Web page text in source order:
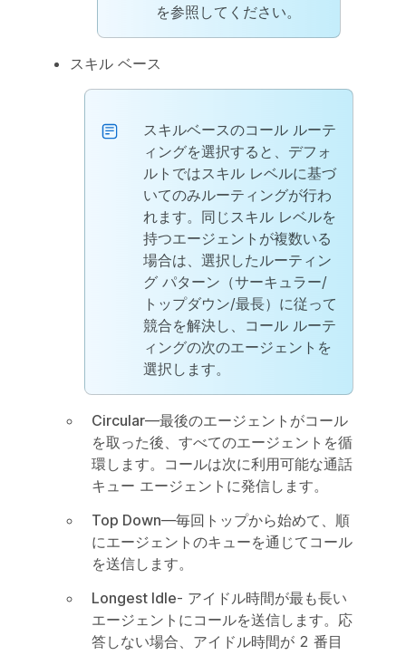
を参照してください。
スキル ベース
スキルベースのコール ルーテ
ィングを選択すると、デフォ
ルトではスキル レベルに基づ
いてのみルーティングが行わ
れます。同じスキル レベルを
持つエージェントが複数いる
場合は、選択したルーティン
グ パターン（サーキュラー/
トップダウン/最長）に従って
競合を解決し、コール ルーテ
ィングの次のエージェントを
選択します。
Circular—最後のエージェントがコール
を取った後、すべてのエージェントを循
環します。コールは次に利用可能な通話
キュー エージェントに発信します。
Top Down—毎回トップから始めて、順
にエージェントのキューを通じてコール
を送信します。
Longest Idle- アイドル時間が最も長い
エージェントにコールを送信します。応
答しない場合、アイドル時間が 2 番目